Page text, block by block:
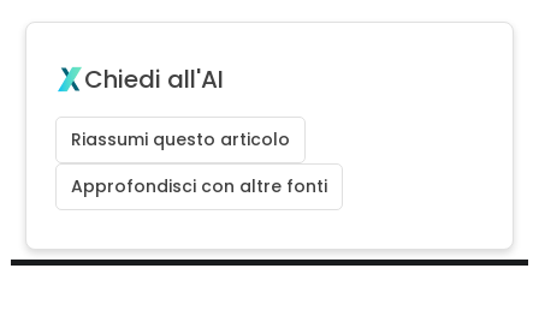
Chiedi all'AI
Riassumi questo articolo
Approfondisci con altre fonti